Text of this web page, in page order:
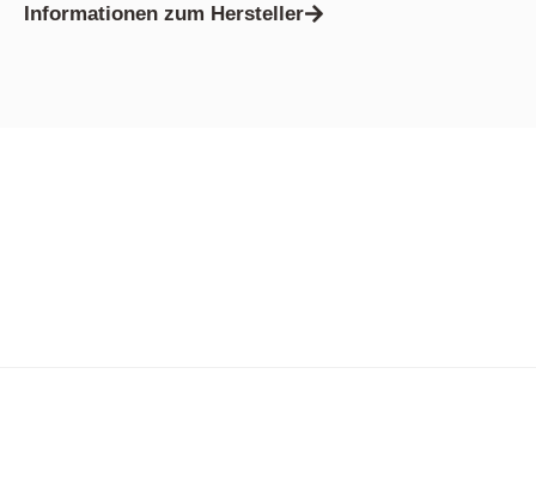
Informationen zum Hersteller